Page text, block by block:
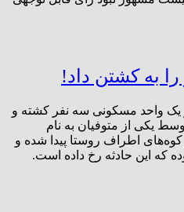
به کشتن داد!
یک واحد مسکونی سه نفر کشته و
یکی از متوفیان به نام
کوه‌های اطراف روستا پیدا شده و
که این حادثه رخ داده است.